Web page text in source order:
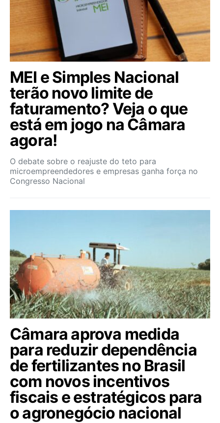
MEI e Simples Nacional
terão novo limite de
faturamento? Veja o que
está em jogo na Câmara
agora!
O debate sobre o reajuste do teto para
microempreendedores e empresas ganha força no
Congresso Nacional
Câmara aprova medida
para reduzir dependência
de fertilizantes no Brasil
com novos incentivos
fiscais e estratégicos para
o agronegócio nacional